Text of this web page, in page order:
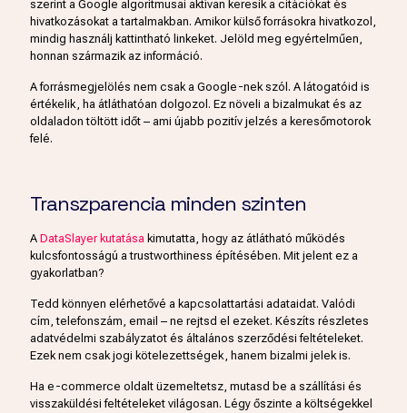
szerint a Google algoritmusai aktívan keresik a citációkat és
hivatkozásokat a tartalmakban. Amikor külső forrásokra hivatkozol,
mindig használj kattintható linkeket. Jelöld meg egyértelműen,
honnan származik az információ.
A forrásmegjelölés nem csak a Google-nek szól. A látogatóid is
értékelik, ha átláthatóan dolgozol. Ez növeli a bizalmukat és az
oldaladon töltött időt – ami újabb pozitív jelzés a keresőmotorok
felé.
Transzparencia minden szinten
A DataSlayer kutatása kimutatta, hogy az átlátható működés
kulcsfontosságú a trustworthiness építésében. Mit jelent ez a
gyakorlatban?
Tedd könnyen elérhetővé a kapcsolattartási adataidat. Valódi
cím, telefonszám, email – ne rejtsd el ezeket. Készíts részletes
adatvédelmi szabályzatot és általános szerződési feltételeket.
Ezek nem csak jogi kötelezettségek, hanem bizalmi jelek is.
Ha e-commerce oldalt üzemeltetsz, mutasd be a szállítási és
visszaküldési feltételeket világosan. Légy őszinte a költségekkel